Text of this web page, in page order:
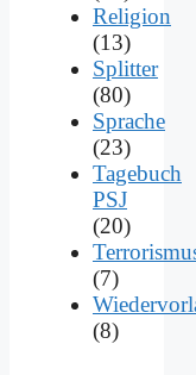
Religion
(13)
Splitter
(80)
Sprache
(23)
Tagebuch
PSJ
(20)
(7)
(8)